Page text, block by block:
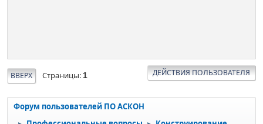
ВВЕРХ Страницы 1 ДЕЙСТВИЯ ПОЛЬЗОВАТЕЛЯ
Форум пользователей ПО АСКОН